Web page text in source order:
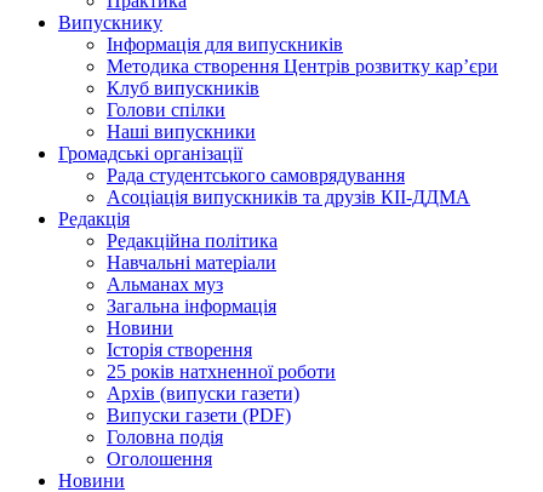
Випускнику
Інформація для випускників
Методика створення Центрів розвитку кар’єри
Клуб випускників
Голови спілки
Наші випускники
Громадські організації
Рада студентського самоврядування
Асоціація випускників та друзів КІІ-ДДМА
Редакція
Редакційна політика
Навчальні матеріали
Альманах муз
Загальна інформація
Новини
Історія створення
25 років натхненної роботи
Архів (випуски газети)
Випуски газети (PDF)
Головна подія
Оголошення
Новини